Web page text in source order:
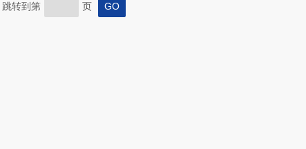
转到第 页